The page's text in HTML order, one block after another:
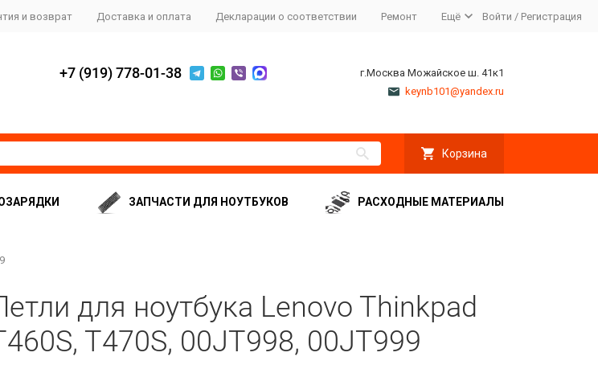
и возврат Доставка и оплата Декларации о соответствии Ремонт Ещё Войти / Регистрация
+7 (919) 778-01-38
г.Москва Можайское ш. 41к1
keynb101@yandex.ru
Корзина
ЗАПЧАСТИ ДЛЯ НОУТБУКОВ РАСХОДНЫЕ МАТЕРИАЛЫ
для ноутбука Lenovo Thinkpad
T470S, 00JT998, 00JT999